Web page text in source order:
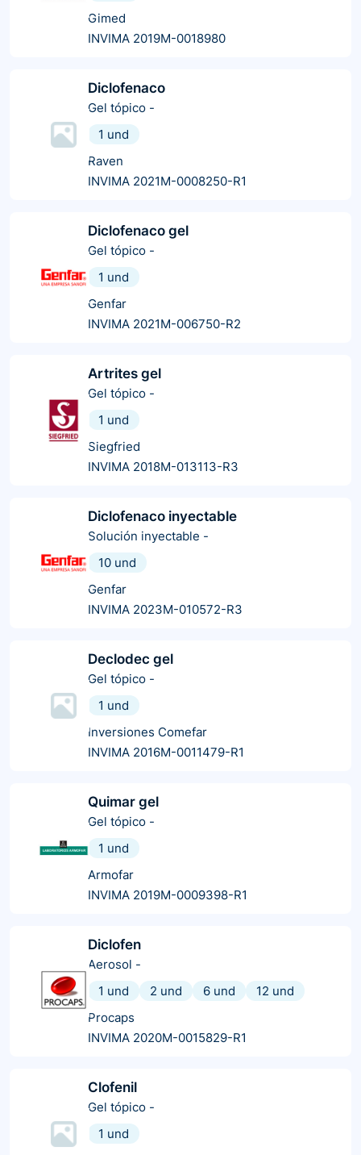
Gimed
INVIMA 2019M-0018980
Diclofenaco
Gel tópico -
1 und
Raven
INVIMA 2021M-0008250-R1
Diclofenaco gel
Gel tópico -
1 und
Genfar
INVIMA 2021M-006750-R2
Artrites gel
Gel tópico -
1 und
Siegfried
INVIMA 2018M-013113-R3
Diclofenaco inyectable
Solución inyectable -
10 und
Genfar
INVIMA 2023M-010572-R3
Declodec gel
Gel tópico -
1 und
Inversiones Comefar
INVIMA 2016M-0011479-R1
Quimar gel
Gel tópico -
1 und
Armofar
INVIMA 2019M-0009398-R1
Diclofen
Aerosol -
1 und
2 und 6 und
12 und
Procaps
INVIMA 2020M-0015829-R1
Clofenil
Gel tópico -
1 und